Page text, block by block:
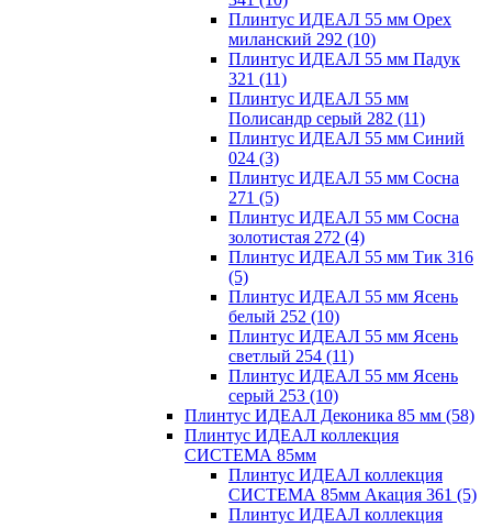
Плинтус ИДЕАЛ 55 мм Орех
миланский 292 (10)
Плинтус ИДЕАЛ 55 мм Падук
321 (11)
Плинтус ИДЕАЛ 55 мм
Полисандр серый 282 (11)
Плинтус ИДЕАЛ 55 мм Синий
024 (3)
Плинтус ИДЕАЛ 55 мм Сосна
271 (5)
Плинтус ИДЕАЛ 55 мм Сосна
золотистая 272 (4)
Плинтус ИДЕАЛ 55 мм Тик 316
(5)
Плинтус ИДЕАЛ 55 мм Ясень
белый 252 (10)
Плинтус ИДЕАЛ 55 мм Ясень
светлый 254 (11)
Плинтус ИДЕАЛ 55 мм Ясень
серый 253 (10)
Плинтус ИДЕАЛ Деконика 85 мм (58)
Плинтус ИДЕАЛ коллекция
СИСТЕМА 85мм
Плинтус ИДЕАЛ коллекция
СИСТЕМА 85мм Акация 361 (5)
Плинтус ИДЕАЛ коллекция